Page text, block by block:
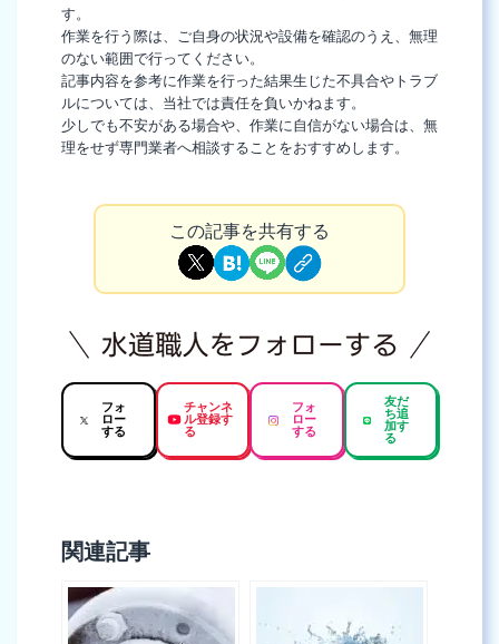
す。
作業を行う際は、ご自身の状況や設備を確認のうえ、無理
のない範囲で行ってください。
記事内容を参考に作業を行った結果生じた不具合やトラブ
ルについては、当社では責任を負いかねます。
少しでも不安がある場合や、作業に自信がない場合は、無
理をせず専門業者へ相談することをおすすめします。
この記事を共有する
フォ
ロー
する
チャンネ
ル登録す
る
フォ
ロー
する
友だ
ち追
加す
る
関連記事